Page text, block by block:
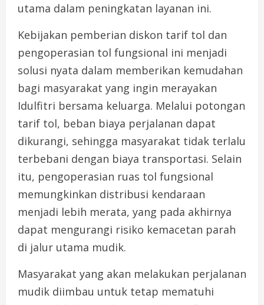
utama dalam peningkatan layanan ini.
Kebijakan pemberian diskon tarif tol dan
pengoperasian tol fungsional ini menjadi
solusi nyata dalam memberikan kemudahan
bagi masyarakat yang ingin merayakan
Idulfitri bersama keluarga. Melalui potongan
tarif tol, beban biaya perjalanan dapat
dikurangi, sehingga masyarakat tidak terlalu
terbebani dengan biaya transportasi. Selain
itu, pengoperasian ruas tol fungsional
memungkinkan distribusi kendaraan
menjadi lebih merata, yang pada akhirnya
dapat mengurangi risiko kemacetan parah
di jalur utama mudik.
Masyarakat yang akan melakukan perjalanan
mudik diimbau untuk tetap mematuhi